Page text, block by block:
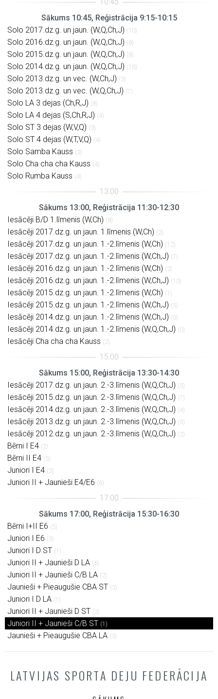
Sākums 10:45, Reģistrācija 9:15-10:15
Solo 2017.dz.g. un jaun. (W,Q,Ch,J) (10)
Solo 2016.dz.g. un jaun. (W,Q,Ch,J) (8)
Solo 2015.dz.g. un jaun. (W,Q,Ch,J) (8)
Solo 2014.dz.g. un jaun. (W,Q,Ch,J) (10)
Solo 2013.dz.g. un vec. (W,Ch,J) (3)
Solo 2013.dz.g. un vec. (W,Q,Ch,J) (7)
Solo LA 3 dejas (Ch,R,J) (8)
Solo LA 4 dejas (S,Ch,R,J) (4)
Solo ST 3 dejas (W,V,Q) (3)
Solo ST 4 dejas (W,T,V,Q) (4)
Solo Samba Kauss (3)
Solo Cha cha cha Kauss (4)
Solo Rumba Kauss (4)
Sākums 13:00, Reģistrācija 11:30-12:30
Iesācēji B/D 1.līmenis (W,Ch) (8)
Iesācēji 2017.dz.g. un jaun. 1.līmenis (W,Ch) (2)
Iesācēji 2017.dz.g. un jaun. 1.-2.līmenis (W,Ch) (12)
Iesācēji 2017.dz.g. un jaun. 1.-2.līmenis (W,Ch,J) (7)
Iesācēji 2016.dz.g. un jaun. 1.-2.līmenis (W,Ch) (2)
Iesācēji 2016.dz.g. un jaun. 1.-2.līmenis (W,Ch,J) (10)
Iesācēji 2015.dz.g. un jaun. 1.-2.līmenis (W,Ch) (1)
Iesācēji 2015.dz.g. un jaun. 1.-2.līmenis (W,Ch,J) (5)
Iesācēji 2014.dz.g. un jaun. 1.-2.līmenis (W,Ch,J) (0)
Iesācēji 2014.dz.g. un jaun. 1.-2.līmenis (W,Q,Ch,J) (0)
Iesācēji Cha cha cha Kauss (2)
Sākums 15:00, Reģistrācija 13:30-14:30
Iesācēji 2017.dz.g. un jaun. 2.-3.līmenis (W,Q,Ch,J) (5)
Iesācēji 2015.dz.g. un jaun. 2.-3.līmenis (W,Q,Ch,J) (7)
Iesācēji 2014.dz.g. un jaun. 2.-3.līmenis (W,Q,Ch,J) (4)
Iesācēji 2013.dz.g. un jaun. 2.-3.līmenis (W,Q,Ch,J) (5)
Iesācēji 2012.dz.g. un jaun. 2.-3.līmenis (W,Q,Ch,J) (2)
Bērni I E4 (2)
Bērni II E4 (5)
Juniori I E4 (3)
Juniori II + Jaunieši E4/E6 (6)
Sākums 17:00, Reģistrācija 15:30-16:30
Bērni I+II E6 (5)
Juniori I E6 (5)
Juniori I D ST (1)
Juniori II + Jaunieši D LA (5)
Juniori II + Jaunieši C/B LA (2)
Jaunieši + Pieaugušie CBA ST (3)
Juniori I D LA (1)
Juniori II + Jaunieši D ST (3)
Juniori II + Jaunieši C/B ST (1)
Jaunieši + Pieaugušie CBA LA (3)
LATVIJAS SPORTA DEJU FEDERĀCIJA